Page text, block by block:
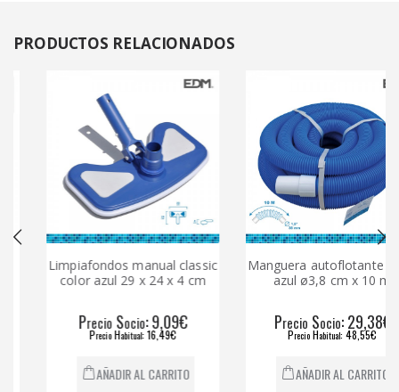
PRODUCTOS RELACIONADOS
Limpiafondos manual classic
color azul 29 x 24 x 4 cm
recioSocio: 9,09€
recioHabitual: 16,49€
AÑADIR AL CARRITO
Manguera autoflotante color
azul ø3,8 cm x 10 m
recioSocio: 29,38€
recioHabitual: 48,55€
AÑADIR AL CARRITO